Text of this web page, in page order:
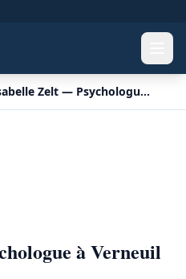
Isabelle Zelt — Psychologue à Verneuil sur Seine
à Verneuil